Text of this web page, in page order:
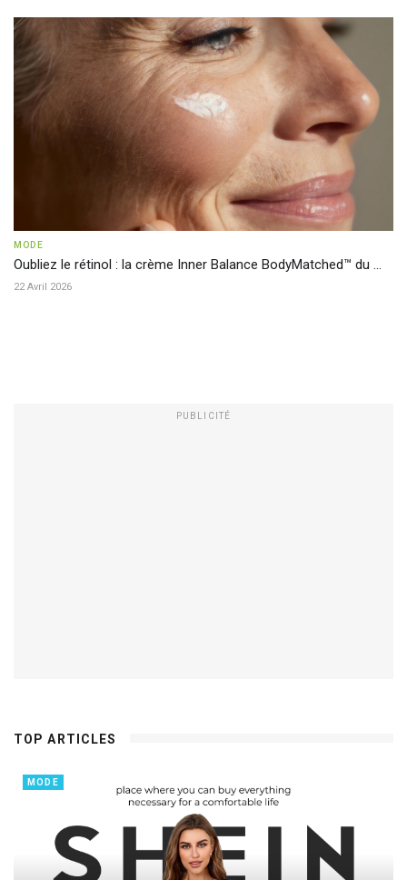
MODE
Oubliez le rétinol : la crème Inner Balance BodyMatched™ du ...
22 Avril 2026
PUBLICITÉ
TOP ARTICLES
MODE